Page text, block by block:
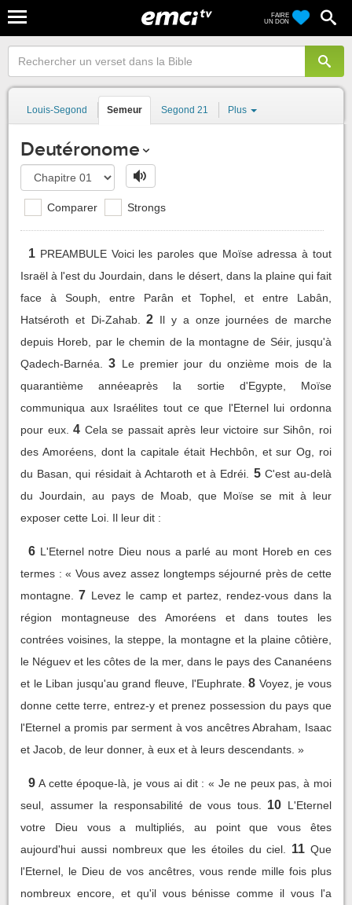
FAIRE
UN DON
Louis-Segond Semeur Segond 21 Plus
Deutéronome
Comparer Strongs
1 PREAMBULE Voici les paroles que Moïse adressa à tout
Israël à l'est du Jourdain, dans le désert, dans la plaine qui fait
face à Souph, entre Parân et Tophel, et entre Labân,
Hatséroth et Di-Zahab.
2 Il y a onze journées de marche
depuis Horeb, par le chemin de la montagne de Séir, jusqu'à
Qadech-Barnéa.
3 Le premier jour du onzième mois de la
quarantième annéeaprès la sortie d'Egypte, Moïse
communiqua aux Israélites tout ce que l'Eternel lui ordonna
pour eux. 4 Cela se passait après leur victoire sur Sihôn, roi
des Amoréens, dont la capitale était Hechbôn, et sur Og, roi
du Basan, qui résidait à Achtaroth et à Edréi.
5 C'est au-delà
du Jourdain, au pays de Moab, que Moïse se mit à leur
exposer cette Loi. Il leur dit :
6 L'Eternel notre Dieu nous a parlé au mont Horeb en ces
termes : « Vous avez assez longtemps séjourné près de cette
montagne.
7 Levez le camp et partez, rendez-vous dans la
région montagneuse des Amoréens et dans toutes les
contrées voisines, la steppe, la montagne et la plaine côtière,
le Néguev et les côtes de la mer, dans le pays des Cananéens
et le Liban jusqu'au grand fleuve, l'Euphrate. 8 Voyez, je vous
donne cette terre, entrez-y et prenez possession du pays que
l'Eternel a promis par serment à vos ancêtres Abraham, Isaac
et Jacob, de leur donner, à eux et à leurs descendants. »
9 A cette époque-là, je vous ai dit : « Je ne peux pas, à moi
seul, assumer la responsabilité de vous tous.
10 L'Eternel
votre Dieu vous a multipliés, au point que vous êtes
aujourd'hui aussi nombreux que les étoiles du ciel.
11 Que
l'Eternel, le Dieu de vos ancêtres, vous rende mille fois plus
nombreux encore, et qu'il vous bénisse comme il vous l'a